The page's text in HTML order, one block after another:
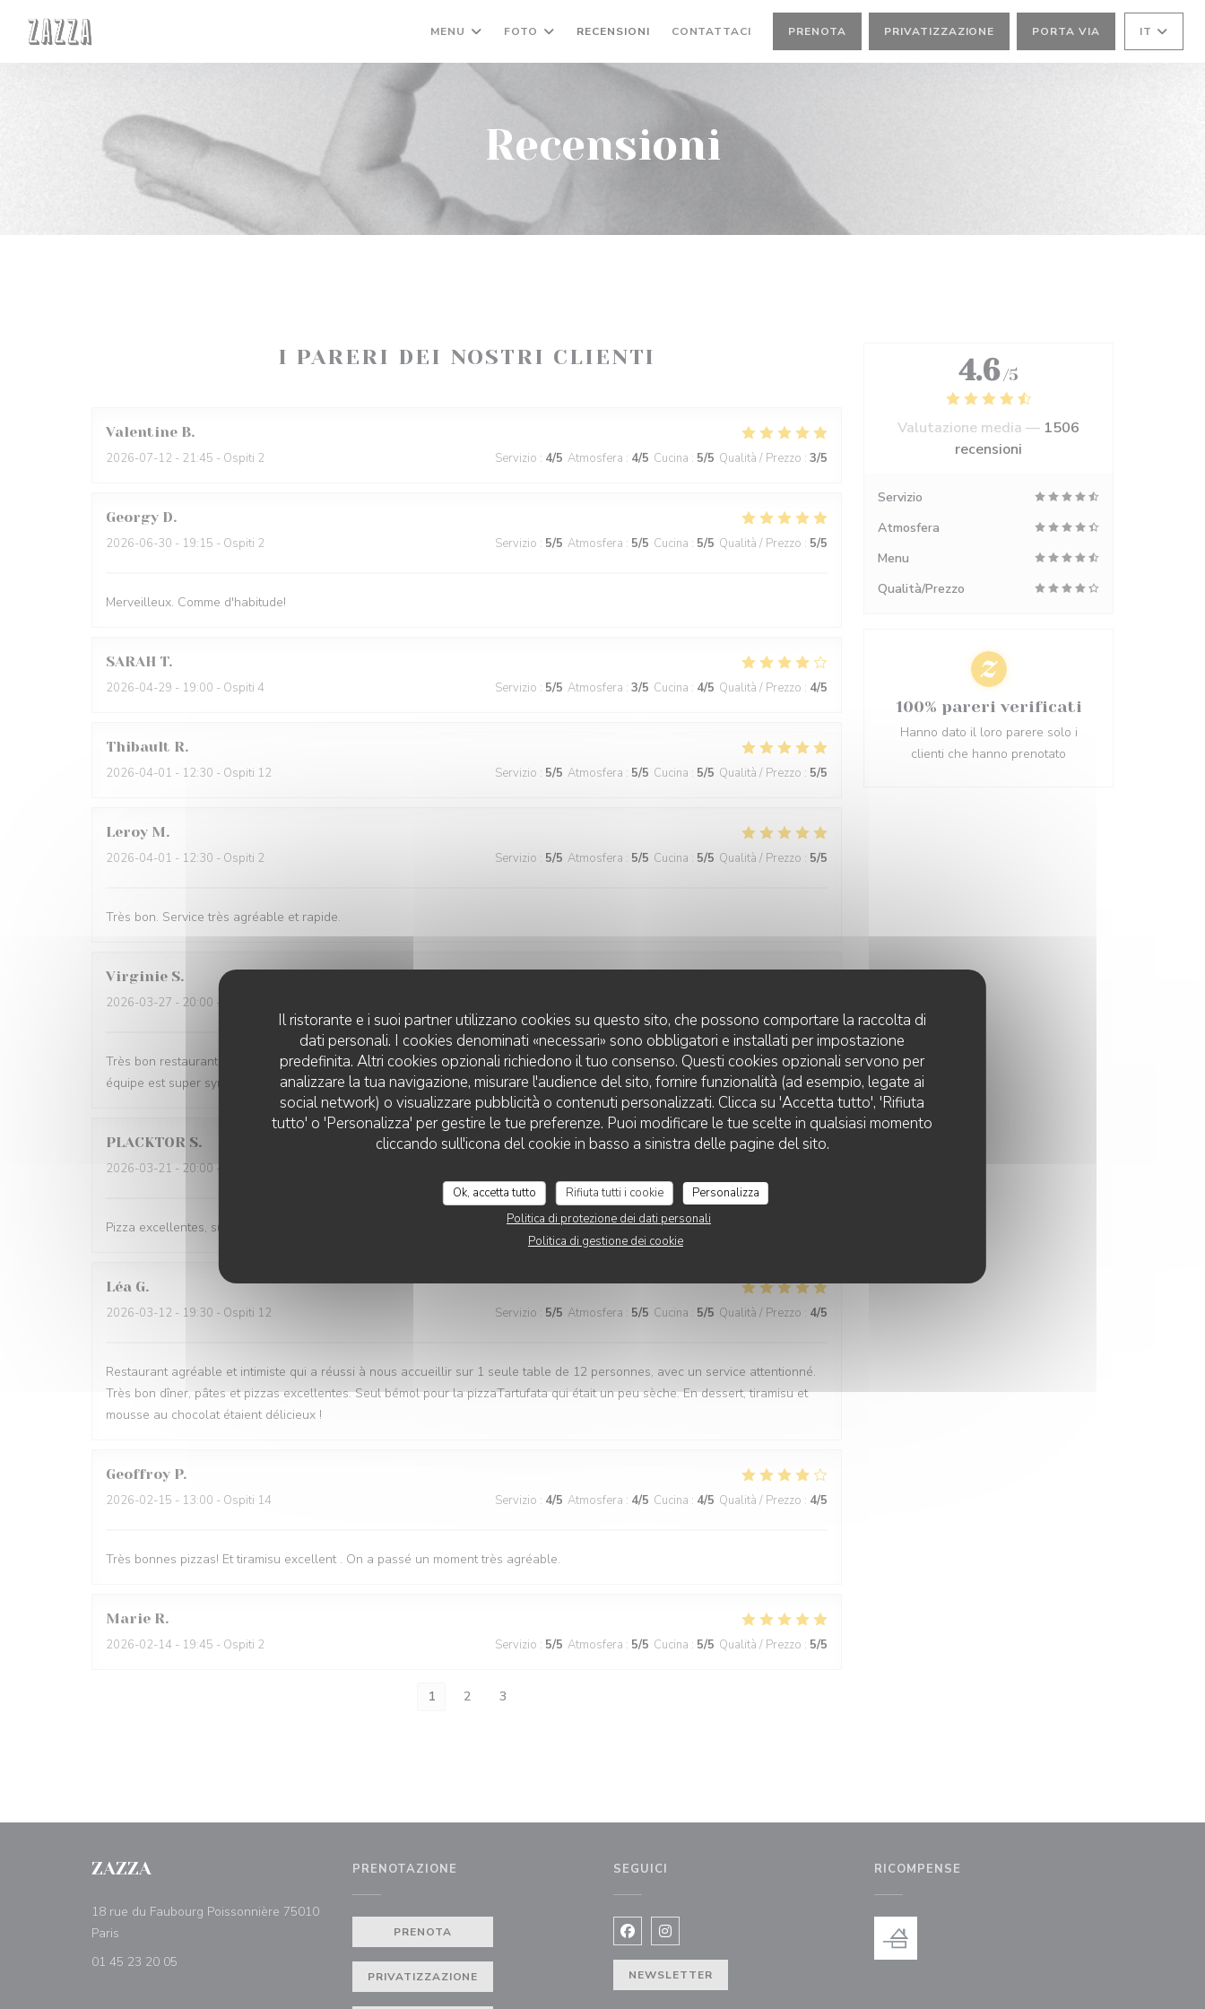
Il ristorante e i suoi partner utilizzano cookies su questo sito, che possono comportare la raccolta di
dati personali. I cookies denominati «necessari» sono obbligatori e installati per impostazione
predefinita. Altri cookies opzionali richiedono il tuo consenso. Questi cookies opzionali servono per
analizzare la tua navigazione, misurare l'audience del sito, fornire funzionalità (ad esempio, legate ai
social network) o visualizzare pubblicità o contenuti personalizzati. Clicca su 'Accetta tutto', 'Rifiuta
tutto' o 'Personalizza' per gestire le tue preferenze. Puoi modificare le tue scelte in qualsiasi momento
cliccando sull'icona del cookie in basso a sinistra delle pagine del sito.
Ok, accetta tutto Rifiuta tutti i cookie
Personalizza
Politica di protezione dei dati personali
Politica di gestione dei cookie
MENU FOTO RECENSIONI CONTATTACI PRENOTA PRIVATIZZAZIONE PORTA VIA IT
Recensioni
I PARERI DEI NOSTRI CLIENTI
Valentine B
2026-07-12 - 21:45 - Ospiti 2 Servizio : 4/5 Atmosfera : 4/5 Cucina : 5/5 Qualità / Prezzo : 3/5
Georgy D
2026-06-30 - 19:15 - Ospiti 2 Servizio : 5/5 Atmosfera : 5/5 Cucina : 5/5 Qualità / Prezzo : 5/5
Merveilleux. Comme d'habitude!
SARAH T
2026-04-29 - 19:00 - Ospiti 4 Servizio : 5/5 Atmosfera : 3/5 Cucina : 4/5 Qualità / Prezzo : 4/5
Thibault R
2026-04-01 - 12:30 - Ospiti 12 Servizio : 5/5 Atmosfera : 5/5 Cucina : 5/5 Qualità / Prezzo : 5/5
Leroy M
2026-04-01 - 12:30 - Ospiti 2 Servizio : 5/5 Atmosfera : 5/5 Cucina : 5/5 Qualità / Prezzo : 5/5
Très bon. Service très agréable et rapide.
Virginie S
2026-03-27 - 20:00 - Ospiti 2
Très bon restaurant j aime La truffe et tous leurs plats à la truffe sont excellent je recommande le cadre est trop beau et l
équipe est super sympa
PLACKTOR S
2026-03-21 - 20:00 - Ospiti 2
Pizza excellentes, super accueil et service. Et bonne musique 😉 bref parfait
Léa G
2026-03-12 - 19:30 - Ospiti 12 Servizio : 5/5 Atmosfera : 5/5 Cucina : 5/5 Qualità / Prezzo : 4/5
Restaurant agréable et intimiste qui a réussi à nous accueillir sur 1 seule table de 12 personnes, avec un service attentionné.
Très bon dîner, pâtes et pizzas excellentes. Seul bémol pour la pizzaTartufata qui était un peu sèche. En dessert, tiramisu et
mousse au chocolat étaient délicieux !
Geoffroy P
2026-02-15 - 13:00 - Ospiti 14 Servizio : 4/5 Atmosfera : 4/5 Cucina : 4/5 Qualità / Prezzo : 4/5
Très bonnes pizzas! Et tiramisu excellent . On a passé un moment très agréable.
Marie R
2026-02-14 - 19:45 - Ospiti 2 Servizio : 5/5 Atmosfera : 5/5 Cucina : 5/5 Qualità / Prezzo : 5/5
1 2 3
4.6 /5
Valutazione media — 1506
recensioni
Servizio
Atmosfera
Menu
Qualità/Prezzo
100% pareri verificati
Hanno dato il loro parere solo i
clienti che hanno prenotato
ZAZZA
18 rue du Faubourg Poissonnière 75010
Paris
01 45 23 20 05
PRENOTAZIONE
PRENOTA
PRIVATIZZAZIONE
SEGUICI
Facebook ((apre una nuova finestra))
Instagram ((apre una nuova finestra))
NEWSLETTER
RICOMPENSE